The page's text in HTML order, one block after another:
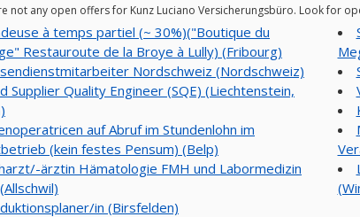
not any open offers for Kunz Luciano Versicherungsbüro. Look for
à temps partiel (~ 30%)("Boutique du
Restauroute de la Broye à Lully) (Fribourg)
Nordschweiz (Nordschweiz)
Supplier Quality Engineer (SQE) (Liechtenstein,
auf Abruf im Stundenlohn im
(kein festes Pensum) (Belp)
ärztin Hämatologie FMH und Labormedizin
in (Birsfelden)